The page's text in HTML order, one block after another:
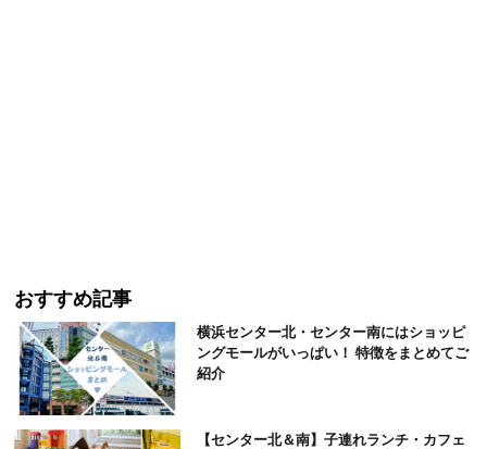
おすすめ記事
横浜センター北・センター南にはショッピ
ングモールがいっぱい！ 特徴をまとめてご
紹介
【センター北＆南】子連れランチ・カフェ